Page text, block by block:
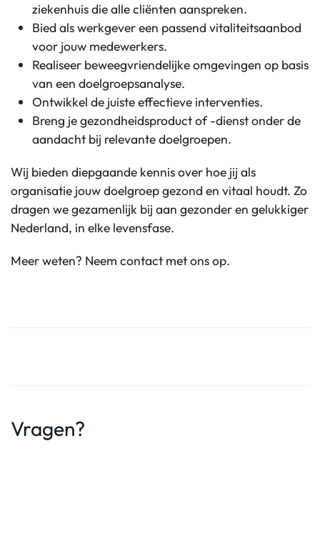
ziekenhuis die alle cliënten aanspreken.
Bied als werkgever een passend vitaliteitsaanbod
voor jouw medewerkers.
Realiseer beweegvriendelijke omgevingen op basis
van een doelgroepsanalyse.
Ontwikkel de juiste effectieve interventies.
Breng je gezondheidsproduct of -dienst onder de
aandacht bij relevante doelgroepen.
Wij bieden diepgaande kennis over hoe jij als
organisatie jouw doelgroep gezond en vitaal houdt. Zo
dragen we gezamenlijk bij aan gezonder en gelukkiger
Nederland, in elke levensfase.
Meer weten? Neem contact met ons op.
Vragen?